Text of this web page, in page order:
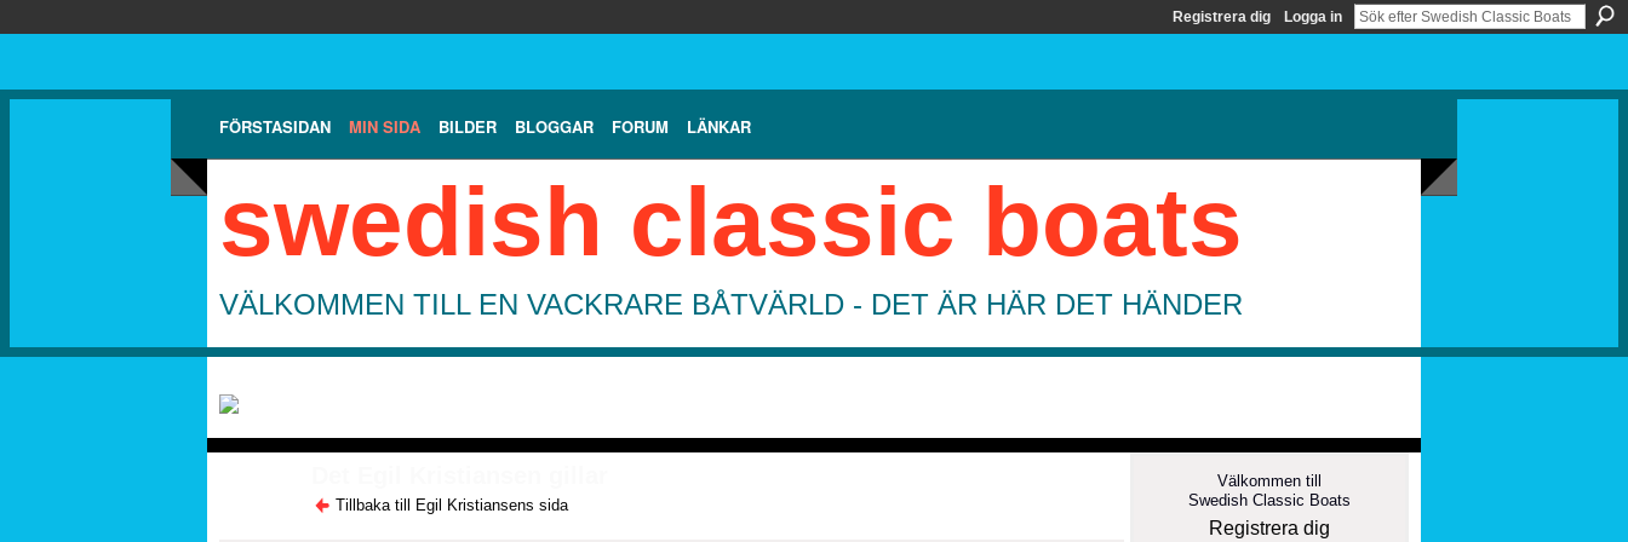
Registrera dig Logga in
FÖRSTASIDAN MIN SIDA BILDER BLOGGAR FORUM LÄNKAR
swedish classic boats
VÄLKOMMEN TILL EN VACKRARE BÅTVÄRLD - DET ÄR HÄR DET HÄNDER
Tillbaka till Egil Kristiansens sida
Välkommen till
Swedish Classic Boats
Registrera dig